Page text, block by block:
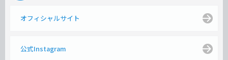
オフィシャルサイト
公式Instagram